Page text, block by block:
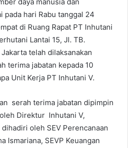
pada hari Rabu tanggal 24
di Ruang Rapat PT Inhutani
Lantai 15, Jl. TB.
telah dilaksanakan
terima jabatan kepada 10
Unit Kerja PT Inhutani V.
serah terima jabatan dipimpin
Direktur Inhutani V,
oleh SEV Perencanaan
Ismariana, SEVP Keuangan